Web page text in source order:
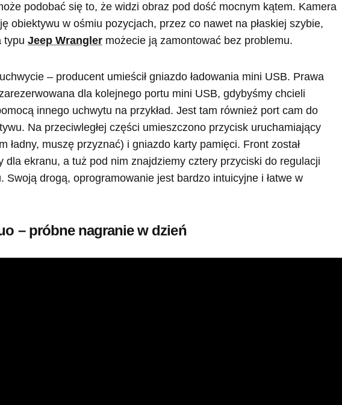
podobać się to, że widzi obraz pod dość mocnym kątem. Kamera
obiektywu w ośmiu pozycjach, przez co nawet na płaskiej szybie,
typu Jeep Wrangler możecie ją zamontować bez problemu.
– producent umieścił gniazdo ładowania mini USB. Prawa
dla kolejnego portu mini USB, gdybyśmy chcieli
innego uchwytu na przykład. Jest tam również port cam do
Na przeciwległej części umieszczono przycisk uruchamiający
ładny, muszę przyznać) i gniazdo karty pamięci. Front został
dla ekranu, a tuż pod nim znajdziemy cztery przyciski do regulacji
Swoją drogą, oprogramowanie jest bardzo intuicyjne i łatwe w
– próbne nagranie w dzień